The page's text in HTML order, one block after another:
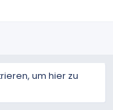
um hier zu